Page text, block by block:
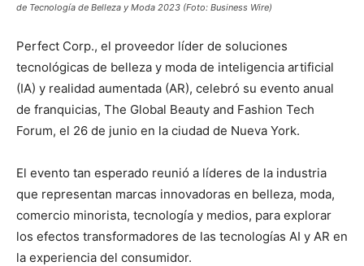
de Tecnología de Belleza y Moda 2023 (Foto: Business Wire)
Perfect Corp., el proveedor líder de soluciones
tecnológicas de belleza y moda de inteligencia artificial
(IA) y realidad aumentada (AR), celebró su evento anual
de franquicias, The Global Beauty and Fashion Tech
Forum, el 26 de junio en la ciudad de Nueva York.
El evento tan esperado reunió a líderes de la industria
que representan marcas innovadoras en belleza, moda,
comercio minorista, tecnología y medios, para explorar
los efectos transformadores de las tecnologías AI y AR en
la experiencia del consumidor.